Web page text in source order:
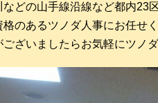
どの山手線沿線など都内23
のあるツノダ人事にお任せ
ございましたらお気軽にツノ